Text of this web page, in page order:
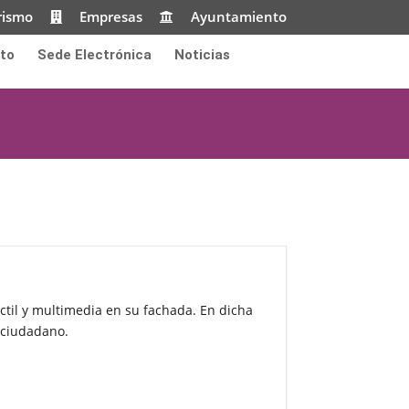
Empresas Ayuntamiento
Sede Electrónica Noticias
y multimedia en su fachada. En dicha